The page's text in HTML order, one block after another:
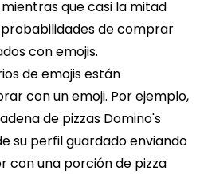
que casi la mitad
de comprar
con emojis.
de emojis están
con un emoji. Por ejemplo,
de pizzas Domino's
su perfil guardado enviando
con una porción de pizza